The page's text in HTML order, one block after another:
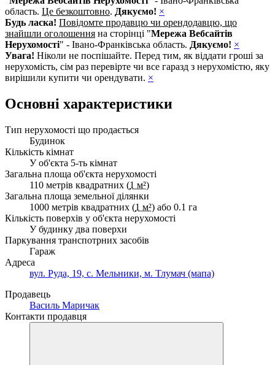
область. Це безкоштовно. Дякуємо! ×
Будь ласка! Повідомте продавцю чи орендодавцю, що
знайшли оголошення на сторінці "Мережа Вебсайтів
Нерухомості" - Івано-Франківська область. Дякуємо! ×
Увага! Ніколи не поспішайте. Перед тим, як віддати гроші за
нерухомість, сім раз перевірте чи все гаразд з нерухомістю, яку
вирішили купити чи орендувати. ×
Основні характеристики
Тип нерухомості що продається
Будинок
Кількість кімнат
У об'єкта 5-ть кімнат
Загальна площа об'єкта нерухомості
110 метрів квадратних (1 м²)
Загальна площа земельної ділянки
1000 метрів квадратних (1 м²) або 0.1 га
Кількість поверхів у об'єкта нерухомості
У будинку два поверхи
Паркування транспотрних засобів
Гараж
Адреса
вул. Руда, 19, с. Мельники, м. Тлумач (мапа)
Продавець
Василь Маричак
Контакти продавця